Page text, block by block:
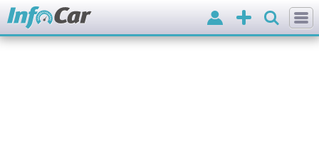
Добавить
объявление
Войти